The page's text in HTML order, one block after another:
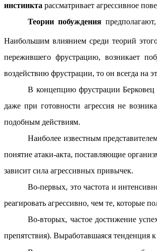
инстинкта рассматривает агрессивное
Теории побуждения
Наибольшим влиянием среди теорий
пережившего фрустрацию, возникает
воздействию фрустрации, то он всегда на
В концепцию фрустрации Берковец
даже при готовности агрессия не
подобным действиям.
Наиболее известным
понятие атаки-акта, поставляющие
зависит сила агрессивных привычек.
Во-первых, это частота и
реагировать агрессивно, чем те, которые
Во-вторых, частое достижение
препятствия). Выработавшаяся